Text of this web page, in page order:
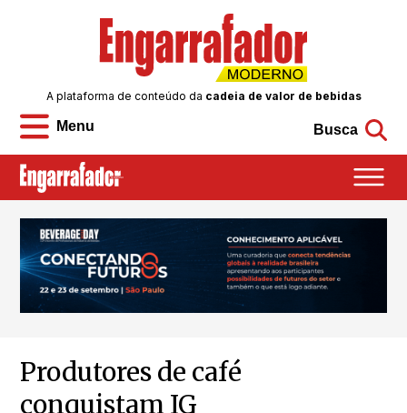
Menu
A plataforma de conteúdo da cadeia de valor de bebidas
Busca
Produtores de café
conquistam IG